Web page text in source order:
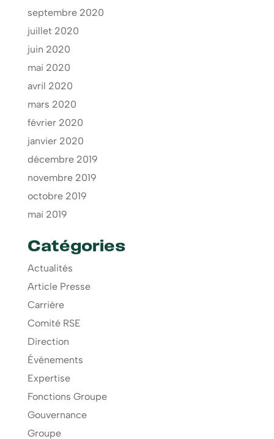
septembre 2020
juillet 2020
juin 2020
mai 2020
avril 2020
mars 2020
février 2020
janvier 2020
décembre 2019
novembre 2019
octobre 2019
mai 2019
Catégories
Actualités
Article Presse
Carrière
Comité RSE
Direction
Événements
Expertise
Fonctions Groupe
Gouvernance
Groupe